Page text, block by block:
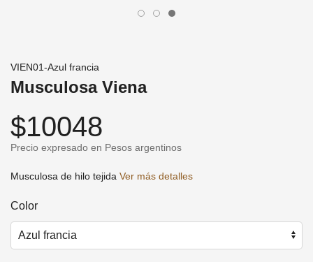
VIEN01-Azul francia
Musculosa Viena
$10048
Precio expresado en Pesos argentinos
Musculosa de hilo tejida Ver más detalles
Color